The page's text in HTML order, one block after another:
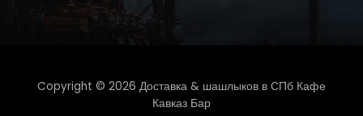
Copyright © 2026 Доставка & шашлыков в СПб Кафе
Кавказ Бар